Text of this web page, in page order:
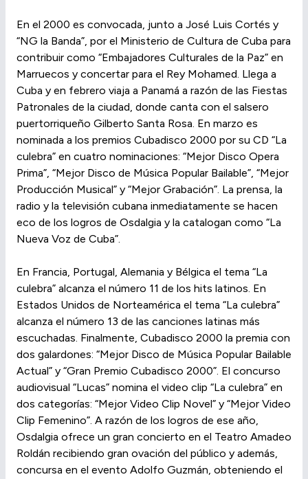
En el 2000 es convocada, junto a José Luis Cortés y
“NG la Banda”, por el Ministerio de Cultura de Cuba para
contribuir como “Embajadores Culturales de la Paz” en
Marruecos y concertar para el Rey Mohamed. Llega a
Cuba y en febrero viaja a Panamá a razón de las Fiestas
Patronales de la ciudad, donde canta con el salsero
puertorriqueño Gilberto Santa Rosa. En marzo es
nominada a los premios Cubadisco 2000 por su CD “La
culebra” en cuatro nominaciones: “Mejor Disco Opera
Prima”, “Mejor Disco de Música Popular Bailable”, “Mejor
Producción Musical” y “Mejor Grabación”. La prensa, la
radio y la televisión cubana inmediatamente se hacen
eco de los logros de Osdalgia y la catalogan como “La
Nueva Voz de Cuba”.
En Francia, Portugal, Alemania y Bélgica el tema “La
culebra” alcanza el número 11 de los hits latinos. En
Estados Unidos de Norteamérica el tema “La culebra”
alcanza el número 13 de las canciones latinas más
escuchadas. Finalmente, Cubadisco 2000 la premia con
dos galardones: “Mejor Disco de Música Popular Bailable
Actual” y “Gran Premio Cubadisco 2000”. El concurso
audiovisual “Lucas” nomina el video clip “La culebra” en
dos categorías: “Mejor Video Clip Novel” y “Mejor Video
Clip Femenino”. A razón de los logros de ese año,
Osdalgia ofrece un gran concierto en el Teatro Amadeo
Roldán recibiendo gran ovación del público y además,
concursa en el evento Adolfo Guzmán, obteniendo el